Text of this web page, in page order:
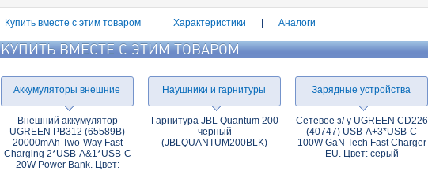
Купить вместе с этим товаром Характеристики Аналоги
КУПИТЬ ВМЕСТЕ С ЭТИМ ТОВАРОМ
Аккумуляторы внешние
Внешний аккумулятор
UGREEN PB312 (65589B)
20000mAh Two-Way Fast
Charging 2*USB-A&1*USB-C
20W Power Bank. Цвет:
Наушники и гарнитуры
Гарнитура JBL Quantum 200
черный
(JBLQUANTUM200BLK)
Зарядные устройства
Сетевое з/ у UGREEN CD226
(40747) USB-A+3*USB-C
100W GaN Tech Fast Charger
EU. Цвет: серый